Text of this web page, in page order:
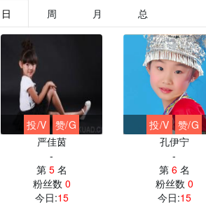
日 周 月 总
投/V
赞/G
李梦晨
-
第 9名
粉丝数 0
今日:14
投/V
赞/G
特洛耶·希文
Troye Si
第10 名
粉丝数 0
今日:14